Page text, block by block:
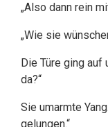
„Also dann rein
„Wie sie
Die Türe ging auf
da?“
Sie umarmte
gelungen.“